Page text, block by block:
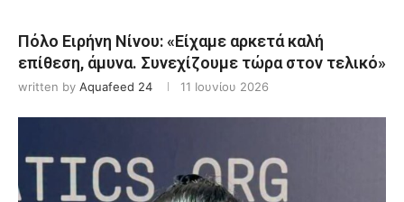
Πόλο Ειρήνη Νίνου: «Είχαμε αρκετά καλή
επίθεση, άμυνα. Συνεχίζουμε τώρα στον τελικό»
written by Aquafeed 24 11 Ιουνίου 2026